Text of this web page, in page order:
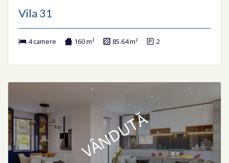
Vila 31
4 camere 160 m² 85.64 m² 2
VÂNDUTĂ